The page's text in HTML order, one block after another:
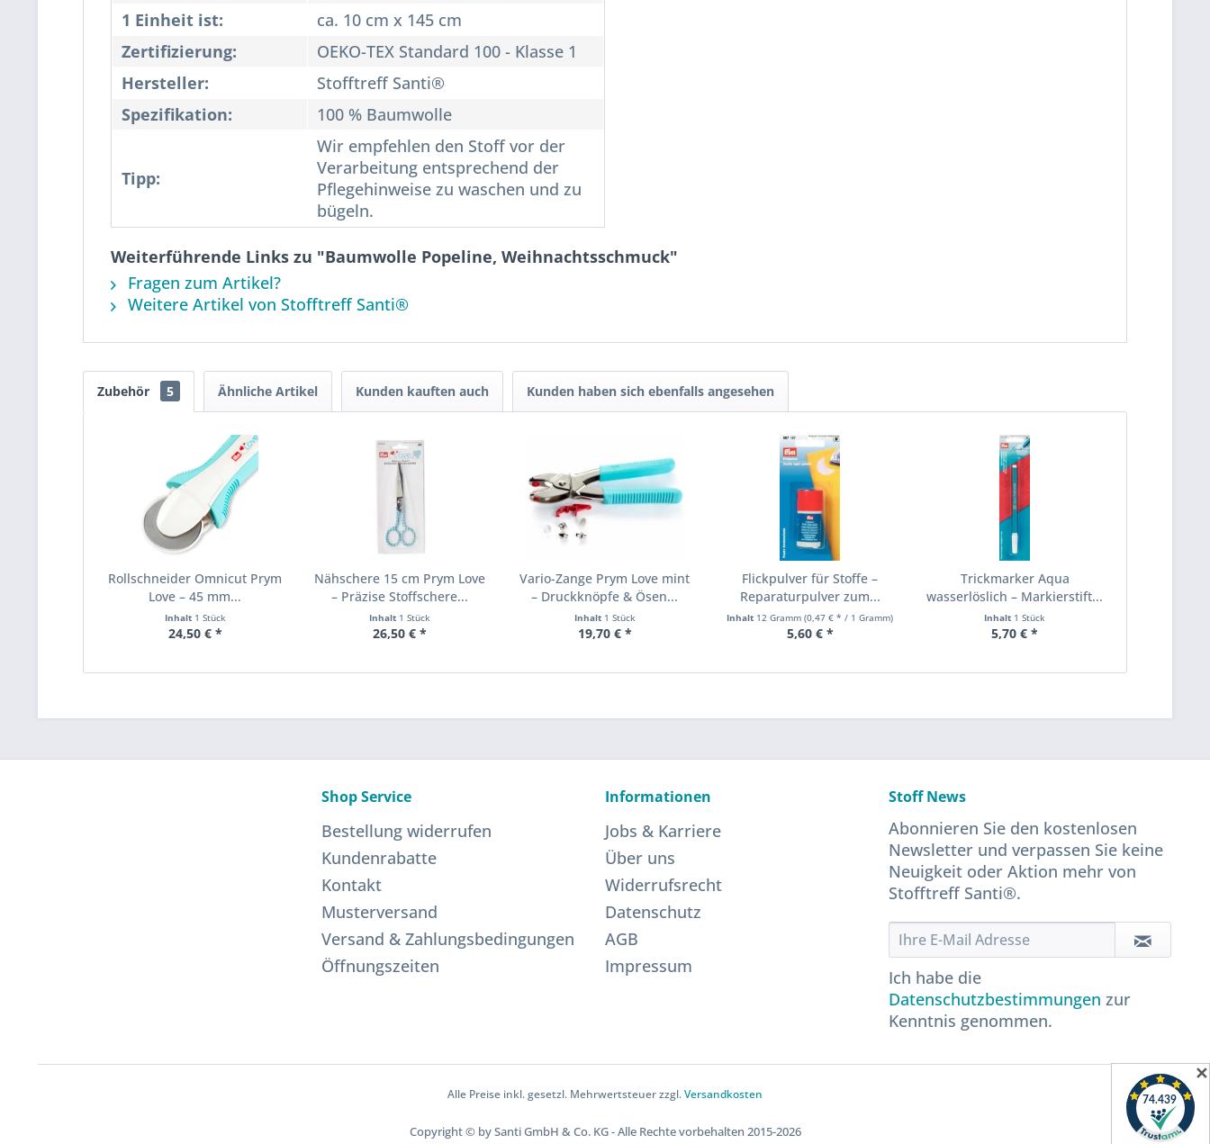
1 Einheit ist:
ca. 10 cm x 145 cm
Zertifizierung:
OEKO-TEX Standard 100 - Klasse 1
Hersteller:
Stofftreff Santi®
Spezifikation:
100 % Baumwolle
Tipp:
Wir empfehlen den Stoff vor der
Verarbeitung entsprechend der
Pflegehinweise zu waschen und zu
bügeln.
Weiterführende Links zu "Baumwolle Popeline, Weihnachtsschmuck"
Fragen zum Artikel?
Weitere Artikel von Stofftreff Santi®
Zubehör 5 Ähnliche Artikel Kunden kauften auch Kunden haben sich ebenfalls angesehen
Rollschneider Omnicut Prym
Love – 45 mm...
Inhalt 1 Stück
24,50 € *
Nähschere 15 cm Prym Love
– Präzise Stoffschere...
Inhalt 1 Stück
26,50 € *
Vario-Zange Prym Love mint
– Druckknöpfe & Ösen...
Inhalt 1 Stück
19,70 € *
Flickpulver für Stoffe –
Reparaturpulver zum...
Inhalt 12 Gramm(0,47 € * / 1 Gramm)
5,60 € *
Trickmarker Aqua
wasserlöslich – Markierstift...
Inhalt 1 Stück
5,70 € *
Shop Service
Bestellung widerrufen
Kundenrabatte
Kontakt
Musterversand
Versand & Zahlungsbedingungen
Öffnungszeiten
Informationen
Jobs & Karriere
Über uns
Widerrufsrecht
Datenschutz
AGB
Impressum
Stoff News
Abonnieren Sie den kostenlosen
Newsletter und verpassen Sie keine
Neuigkeit oder Aktion mehr von
Stofftreff Santi®.
Ich habe die
Datenschutzbestimmungen zur
Kenntnis genommen.
Alle Preise inkl. gesetzl. Mehrwertsteuer zzgl.Versandkosten
Copyright © by Santi GmbH & Co. KG - Alle Rechte vorbehalten 2015-2026
✕